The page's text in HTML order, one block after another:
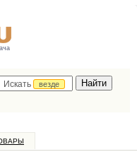
Искать
везде